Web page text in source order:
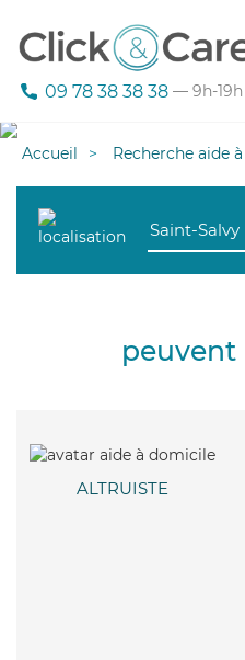
09 78 38 38 38 — 9h-
Accueil Recherche aide
ALTRUISTE